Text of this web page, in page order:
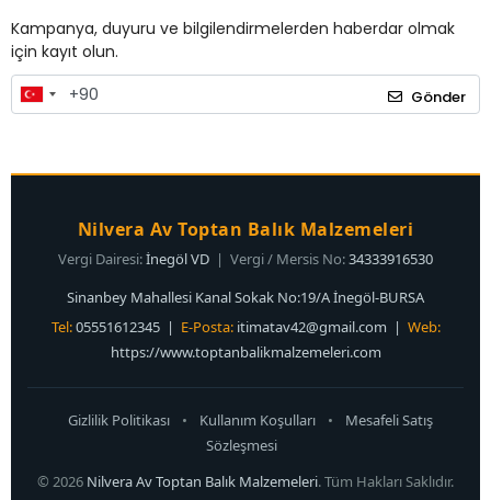
Kampanya, duyuru ve bilgilendirmelerden haberdar olmak
için kayıt olun.
Gönder
Nilvera Av Toptan Balık Malzemeleri
Vergi Dairesi:İnegöl VD | Vergi / Mersis No:34333916530
Sinanbey Mahallesi Kanal Sokak No:19/A İnegöl-BURSA
Tel:05551612345 | E-Posta: itimatav42@gmail.com | Web:
https://www.toptanbalikmalzemeleri.com
Gizlilik Politikası • Kullanım Koşulları •
Mesafeli Satış
Sözleşmesi
© 2026 Nilvera Av Toptan Balık Malzemeleri. Tüm Hakları Saklıdır.